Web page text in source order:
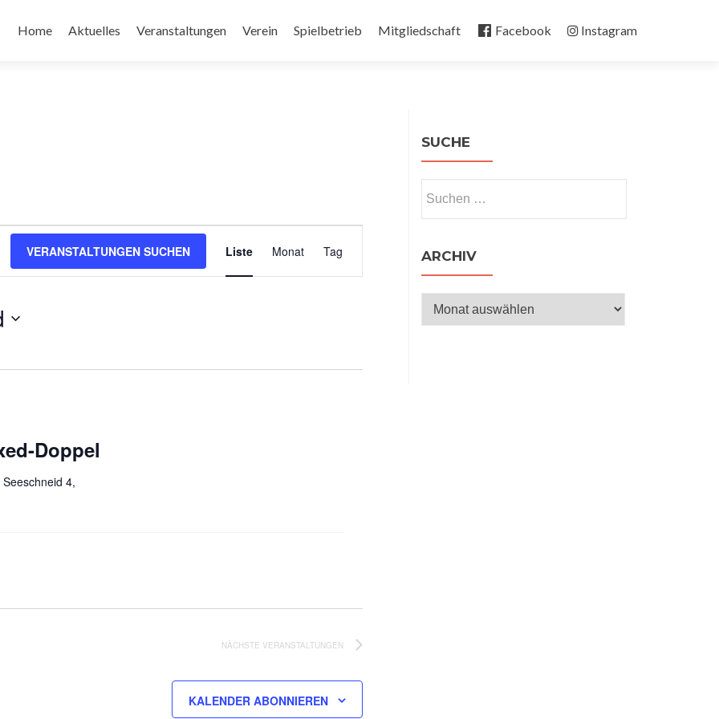
Inhalt
Home Aktuelles Veranstaltungen Verein Spielbetrieb Mitgliedschaft Facebook Instagram
VERANSTALTUNGEN SUCHEN
Veranstaltung
Ansichten-
Navigation
Liste Monat Tag
Doppel
Seeschneid 4,
NÄCHSTE VERANSTALTUNGEN
KALENDER ABONNIEREN
SUCHE
nach:
ARCHIV
Archiv